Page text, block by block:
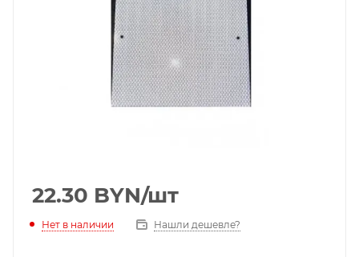
22.30 BYN/шт
Нет в наличии Нашли дешевле?